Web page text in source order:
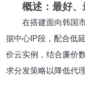
概述：最好
在搭建面向韩国
据中心IP段，配合低
价云实例，结合廉价
求分发策略以降低代